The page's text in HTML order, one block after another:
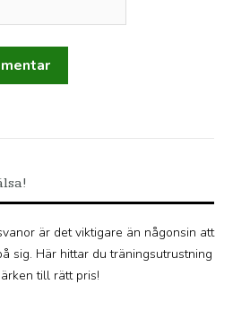
är det viktigare än någonsin att
sig. Här hittar du träningsutrustning
till rätt pris!